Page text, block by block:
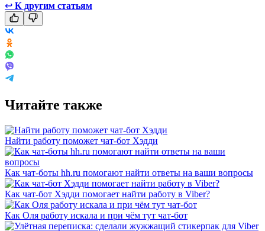
↩ К другим статьям
Читайте также
Найти работу поможет чат-бот Хэдди
Как чат-боты hh.ru помогают найти ответы на ваши вопросы
Как чат-бот Хэдди помогает найти работу в Viber?
Как Оля работу искала и при чём тут чат-бот